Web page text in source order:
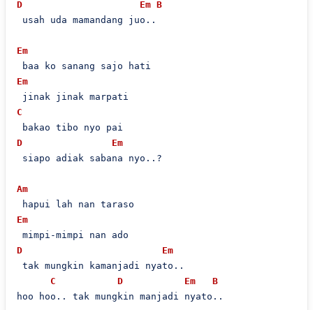
D
Em B
usah uda mamandang juo..
Em
Em
C
D
Em
siapo adiak sabana nyo..?
Am
Em
D
Em
tak mungkin kamanjadi nyato..
C
D Em
B
hoo hoo.. tak mungkin manjadi nyato..